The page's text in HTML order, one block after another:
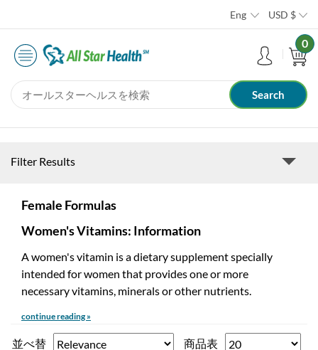
Eng USD $
0
Filter Results
Female Formulas
Women's Vitamins: Information
A women's vitamin is a dietary supplement specially
intended for women that provides one or more
necessary vitamins, minerals or other nutrients.
continue reading »
並べ替
商品表